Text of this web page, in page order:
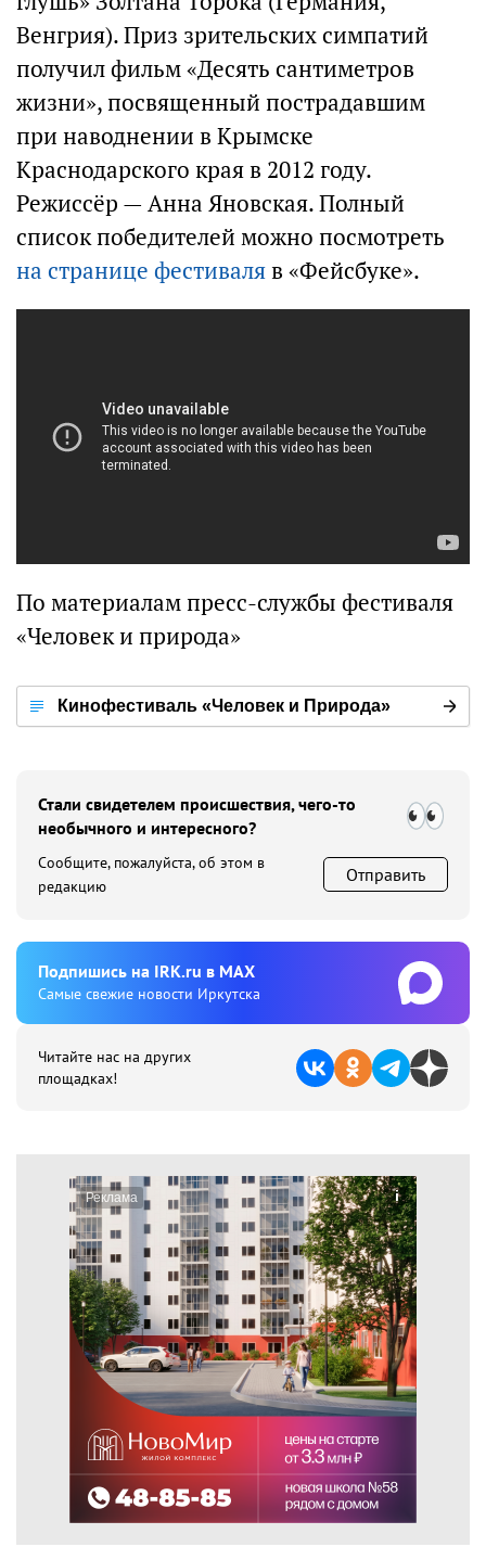
Венгрия). Приз зрительских симпатий
получил фильм «Десять сантиметров
жизни», посвященный пострадавшим
при наводнении в Крымске
Краснодарского края в 2012 году.
Режиссёр — Анна Яновская. Полный
список победителей можно посмотреть
на странице фестиваляв «Фейсбуке».
По материалам пресс-службы фестиваля
«Человек и природа»
Кинофестиваль «Человек и Природа»
Стали свидетелем происшествия, чего-то
необычного и интересного?
Сообщите, пожалуйста, об этом в
редакцию
Отправить
Подпишиcь на IRK.ru в MAX
Cамые свежие новости Иркутска
Читайте нас на других
площадках!